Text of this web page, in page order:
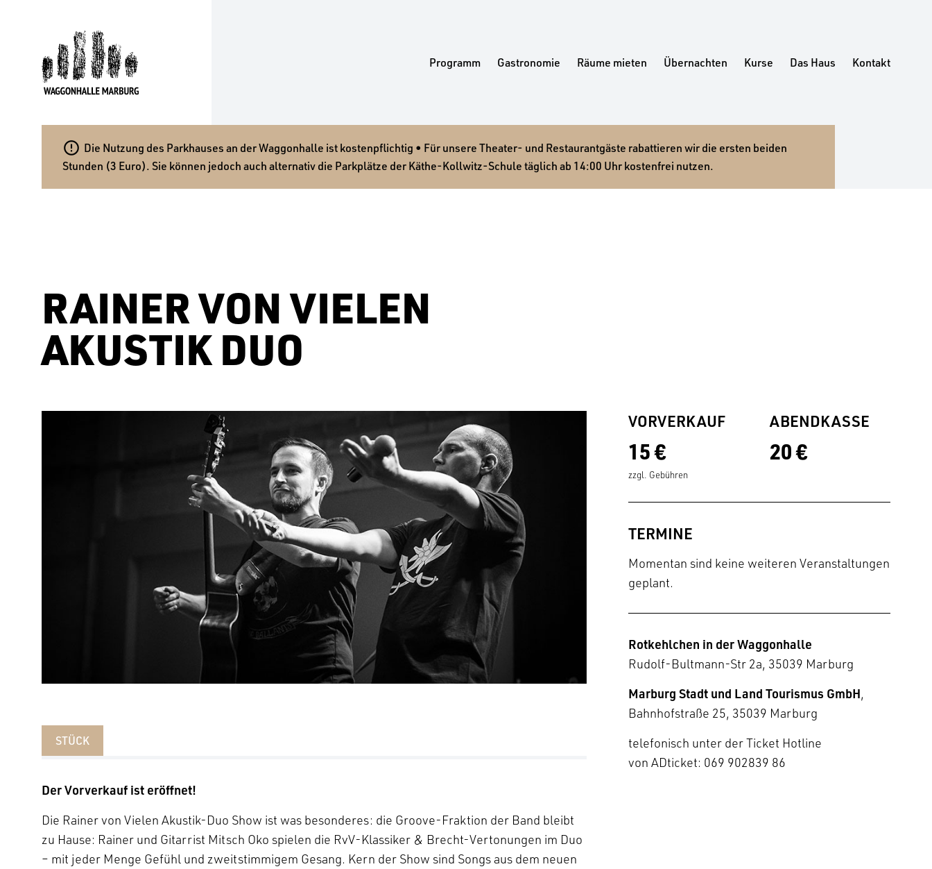
Programm Gastronomie Räume mieten Übernachten Kurse Das Haus Kontakt
 Die Nutzung des Parkhauses an der Waggonhalle ist kostenpflichtig • Für unsere Theater- und Restaurantgäste rabattieren wir die ersten beiden
Stunden (3 Euro). Sie können jedoch auch alternativ die Parkplätze der Käthe-Kollwitz-Schule täglich ab 14:00 Uhr kostenfrei nutzen.
RAINER VON VIELEN
AKUSTIK DUO
STÜCK
Der Vorverkauf ist eröffnet!
Die Rainer von Vielen Akustik-Duo Show ist was besonderes: die Groove-Fraktion der Band bleibt
zu Hause: Rainer und Gitarrist Mitsch Oko spielen die RvV-Klassiker & Brecht-Vertonungen im Duo
– mit jeder Menge Gefühl und zweitstimmigem Gesang. Kern der Show sind Songs aus dem neuen
VORVERKAUF
15 €
zzgl. Gebühren
ABENDKASSE
20 €
TERMINE
Momentan sind keine weiteren Veranstaltungen
geplant.
Rotkehlchen in der Waggonhalle
Rudolf-Bultmann-Str 2a, 35039 Marburg
Marburg Stadt und Land Tourismus GmbH,
Bahnhofstraße 25, 35039 Marburg
telefonisch unter der Ticket Hotline
von ADticket: 069 902839 86